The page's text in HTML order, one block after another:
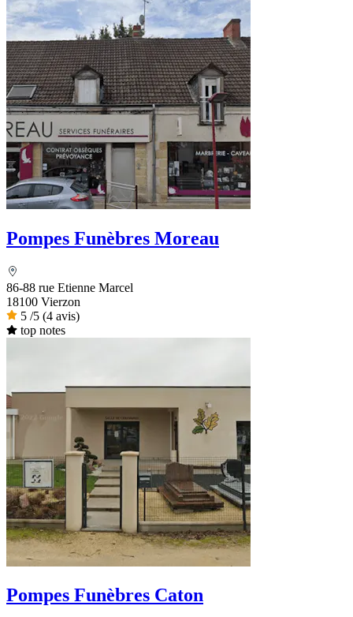
Pompes Funèbres Moreau
86-88 rue Etienne Marcel
18100 Vierzon
5 /5 (4 avis)
top notes
Pompes Funèbres Caton